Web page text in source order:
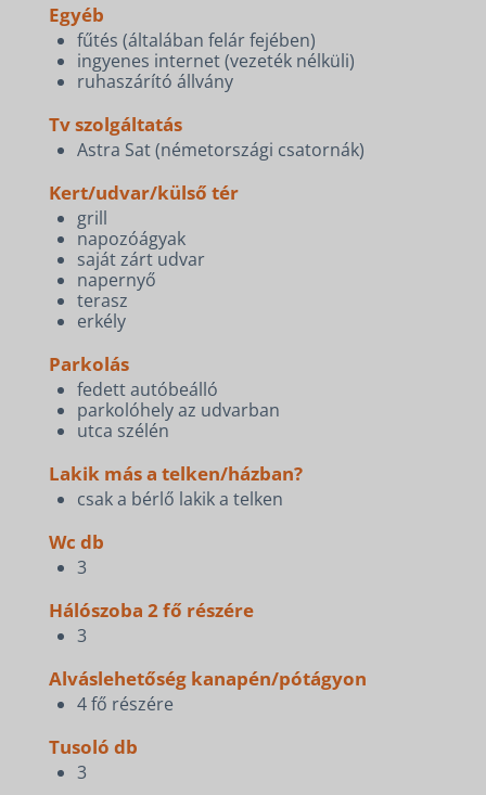
Egyéb
fűtés (általában felár fejében)
ingyenes internet (vezeték nélküli)
ruhaszárító állvány
Tv szolgáltatás
Astra Sat (németországi csatornák)
Kert/udvar/külső tér
grill
napozóágyak
saját zárt udvar
napernyő
terasz
erkély
Parkolás
fedett autóbeálló
parkolóhely az udvarban
utca szélén
Lakik más a telken/házban?
csak a bérlő lakik a telken
Wc db
3
Hálószoba 2 fő részére
3
Alváslehetőség kanapén/pótágyon
4 fő részére
Tusoló db
3